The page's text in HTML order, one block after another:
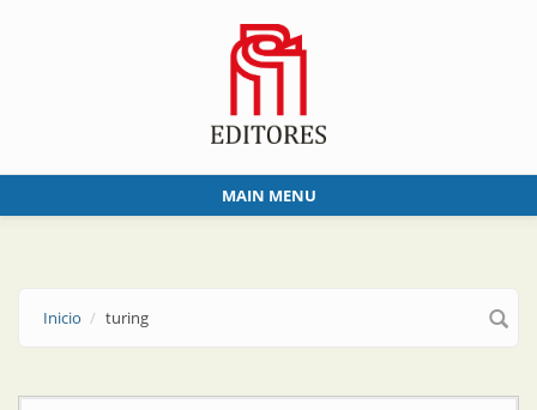
MAIN MENU
Inicio turing